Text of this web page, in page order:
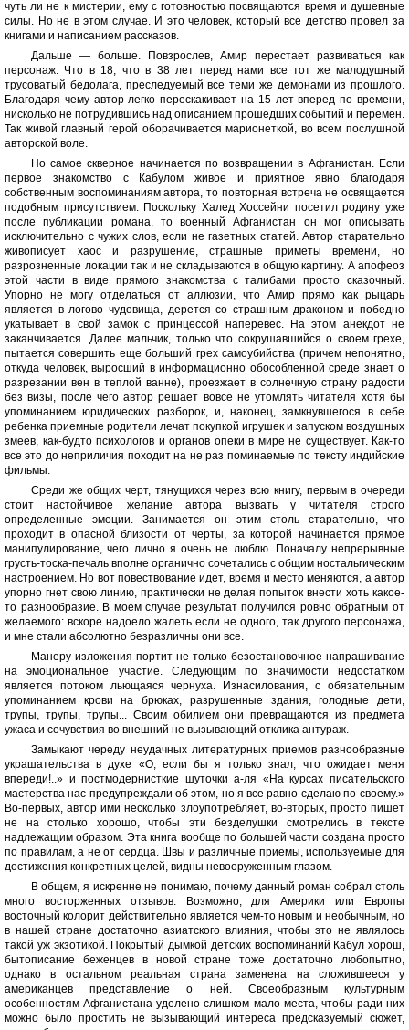
чуть ли не к мистерии, ему с готовностью посвящаются время и душевные
силы. Но не в этом случае. И это человек, который все детство провел за
книгами и написанием рассказов.
Дальше — больше. Повзрослев, Амир перестает развиваться как
персонаж. Что в 18, что в 38 лет перед нами все тот же малодушный
трусоватый бедолага, преследуемый все теми же демонами из прошлого.
Благодаря чему автор легко перескакивает на 15 лет вперед по времени,
нисколько не потрудившись над описанием прошедших событий и перемен.
Так живой главный герой оборачивается марионеткой, во всем послушной
авторской воле.
Но самое скверное начинается по возвращении в Афганистан. Если
первое знакомство с Кабулом живое и приятное явно благодаря
собственным воспоминаниям автора, то повторная встреча не освящается
подобным присутствием. Поскольку Халед Хоссейни посетил родину уже
после публикации романа, то военный Афганистан он мог описывать
исключительно с чужих слов, если не газетных статей. Автор старательно
живописует хаос и разрушение, страшные приметы времени, но
разрозненные локации так и не складываются в общую картину. А апофеоз
этой части в виде прямого знакомства с талибами просто сказочный.
Упорно не могу отделаться от аллюзии, что Амир прямо как рыцарь
является в логово чудовища, дерется со страшным драконом и победно
укатывает в свой замок с принцессой наперевес. На этом анекдот не
заканчивается. Далее мальчик, только что сокрушавшийся о своем грехе,
пытается совершить еще больший грех самоубийства (причем непонятно,
откуда человек, выросший в информационно обособленной среде знает о
разрезании вен в теплой ванне), проезжает в солнечную страну радости
без визы, после чего автор решает вовсе не утомлять читателя хотя бы
упоминанием юридических разборок, и, наконец, замкнувшегося в себе
ребенка приемные родители лечат покупкой игрушек и запуском воздушных
змеев, как-будто психологов и органов опеки в мире не существует. Как-то
все это до неприличия походит на не раз поминаемые по тексту индийские
фильмы.
Среди же общих черт, тянущихся через всю книгу, первым в очереди
стоит настойчивое желание автора вызвать у читателя строго
определенные эмоции. Занимается он этим столь старательно, что
проходит в опасной близости от черты, за которой начинается прямое
манипулирование, чего лично я очень не люблю. Поначалу непрерывные
грусть-тоска-печаль вполне органично сочетались с общим ностальгическим
настроением. Но вот повествование идет, время и место меняются, а автор
упорно гнет свою линию, практически не делая попыток внести хоть какое-
то разнообразие. В моем случае результат получился ровно обратным от
желаемого: вскоре надоело жалеть если не одного, так другого персонажа,
и мне стали абсолютно безразличны они все.
Манеру изложения портит не только безостановочное напрашивание
на эмоциональное участие. Следующим по значимости недостатком
является потоком льющаяся чернуха. Изнасилования, с обязательным
упоминанием крови на брюках, разрушенные здания, голодные дети,
трупы, трупы, трупы... Своим обилием они превращаются из предмета
ужаса и сочувствия во внешний не вызывающий отклика антураж.
Замыкают череду неудачных литературных приемов разнообразные
украшательства в духе «О, если бы я только знал, что ожидает меня
впереди!..» и постмодернисткие шуточки а-ля «На курсах писательского
мастерства нас предупреждали об этом, но я все равно сделаю по-своему.»
Во-первых, автор ими несколько злоупотребляет, во-вторых, просто пишет
не на столько хорошо, чтобы эти безделушки смотрелись в тексте
надлежащим образом. Эта книга вообще по большей части создана просто
по правилам, а не от сердца. Швы и различные приемы, используемые для
достижения конкретных целей, видны невооруженным глазом.
В общем, я искренне не понимаю, почему данный роман собрал столь
много восторженных отзывов. Возможно, для Америки или Европы
восточный колорит действительно является чем-то новым и необычным, но
в нашей стране достаточно азиатского влияния, чтобы это не являлось
такой уж экзотикой. Покрытый дымкой детских воспоминаний Кабул хорош,
бытописание беженцев в новой стране тоже достаточно любопытно,
однако в остальном реальная страна заменена на сложившееся у
американцев представление о ней. Своеобразным культурным
особенностям Афганистана уделено слишком мало места, чтобы ради них
можно было простить не вызывающий интереса предсказуемый сюжет,